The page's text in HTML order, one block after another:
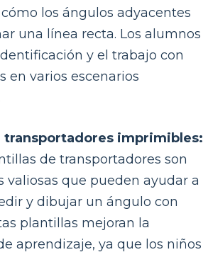
los ángulos adyacentes
una línea recta. Los alumnos
y el trabajo con
en varios escenarios
transportadores imprimibles:
de transportadores son
valiosas que pueden ayudar a
y dibujar un ángulo con
plantillas mejoran la
aprendizaje, ya que los niños